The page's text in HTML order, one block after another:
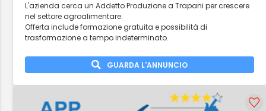
L'azienda cerca un Addetto Produzione a Trapani per crescere
nel settore agroalimentare.
Offerta include formazione gratuita e possibilità di
trasformazione a tempo indeterminato.
GUARDA L'ANNUNCIO